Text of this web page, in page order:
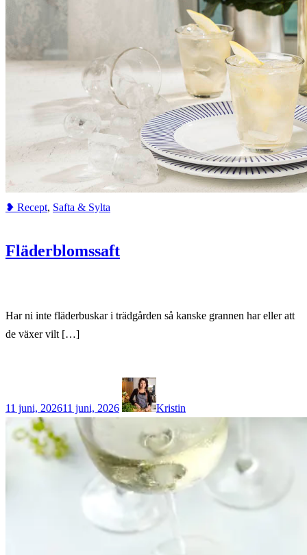
❥ Recept, Safta & Sylta
Fläderblomssaft
Har ni inte fläderbuskar i trädgården så kanske grannen har eller att
de växer vilt […]
11 juni, 202611 juni, 2026 Kristin